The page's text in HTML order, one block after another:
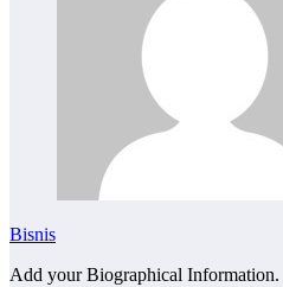
Bisnis
Add your Biographical Information.